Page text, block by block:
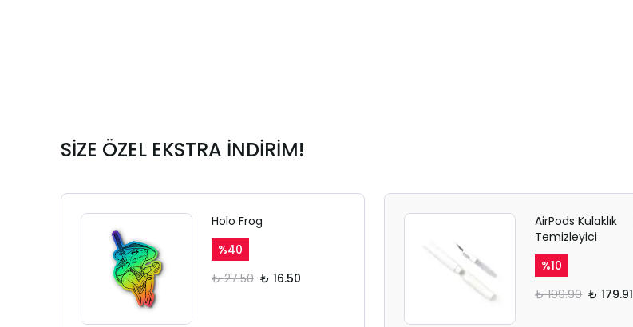
SİZE ÖZEL EKSTRA İNDİRİM!
Holo Frog
%40
₺ 27.50 ₺ 16.50
AirPods Kulaklık
Temizleyici
%10
₺ 199.90 ₺ 179.91
SAFARİ GİZLİ SEKME